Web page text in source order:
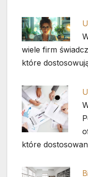
wiele firm
które
które